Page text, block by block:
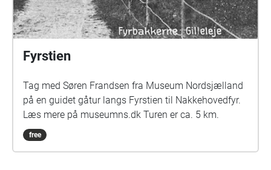
Fyrstien
Tag med Søren Frandsen fra Museum Nordsjælland
på en guidet gåtur langs Fyrstien til Nakkehovedfyr.
Læs mere på museumns.dk Turen er ca. 5 km.
free